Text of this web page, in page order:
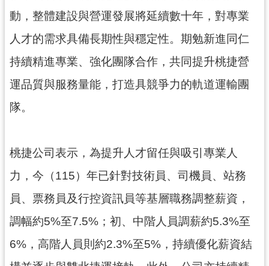
桃
園
市
政
府
入
網
私
權
政
策
網
站
安
動，整體建設與營運發展將延續數十年，對專業
人才的需求具備長期性與穩定性。期勉新進同仁
持續精進專業、強化團隊合作，共同提升桃捷營
運品質與服務量能，打造具競爭力的軌道運輸團
隊。
桃捷公司表示，為提升人才留任與吸引專業人
力，今（115）年已針對技術員、司機員、站務
員、票務員及行控資訊員等基層職務調整薪資，
調幅約5%至7.5%；初、中階人員調薪約5.3%至
6%，高階人員則約2.3%至5%，持續優化薪資結